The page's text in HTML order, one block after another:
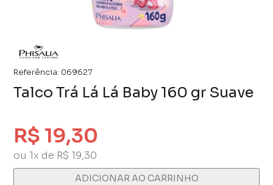
Referência: 069627
Talco Trá Lá Lá Baby 160 gr Suave
R$ 19,30
ou 1x de R$ 19,30
ADICIONAR AO CARRINHO